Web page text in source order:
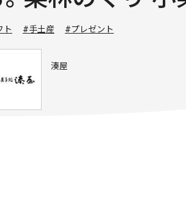
ト #手土産 #プレゼント
湊屋